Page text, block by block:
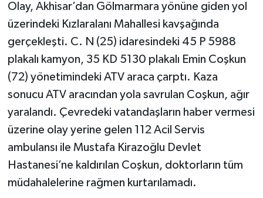
Olay, Akhisar’dan Gölmarmara yönüne giden yol
üzerindeki Kızlaralanı Mahallesi kavşağında
gerçekleşti. C. N (25) idaresindeki 45 P 5988
plakalı kamyon, 35 KD 5130 plakalı Emin Coşkun
(72) yönetimindeki ATV araca çarptı. Kaza
sonucu ATV aracından yola savrulan Coşkun, ağır
yaralandı. Çevredeki vatandaşların haber vermesi
üzerine olay yerine gelen 112 Acil Servis
ambulansı ile Mustafa Kirazoğlu Devlet
Hastanesi’ne kaldırılan Coşkun, doktorların tüm
müdahalelerine rağmen kurtarılamadı.
Etiketler
Yaşam
Kadın
Teknoloji
Yerel Haber
Akhisar Emlak